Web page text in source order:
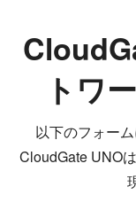
トワ
以下のフォー
CloudGate UNO